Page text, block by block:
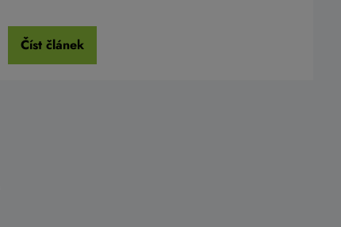
Číst článek